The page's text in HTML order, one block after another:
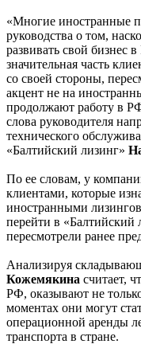
«Многие иностранные
руководства о том,
развивать свой бизнес
значительная часть
со своей стороны,
акцент не на
продолжают работу в
слова руководителя
технического
«Балтийский лизинг»
По ее словам, у
клиентами, которые
иностранными
перейти в «Балтийский
пересмотрели ранее
Анализируя
Кожемякина считает,
РФ, оказывают не
моментах они могут
операционной аренды
транспорта в стране.